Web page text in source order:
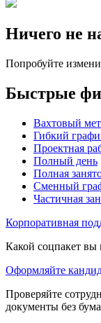
Ничего не
Попробуйте
Быстрые
Вахтовый
Гибкий
Проектная
Полный день
Полная
Сменный
Частичная
Корпоративная
Какой соцпакет вы
Оформляйте
Проверяйте
документы без